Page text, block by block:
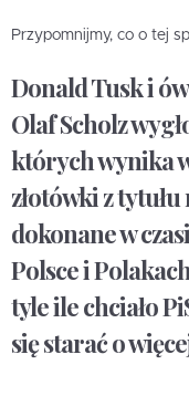
Przypomnijmy, co o tej
Donald Tusk i
Olaf Scholz
których wynika
złotówki z
dokonane w
Polsce i
tyle ile chciało
się starać o